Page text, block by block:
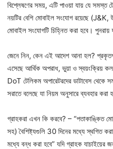
বিশ্লেষণের সময়, এটি পাওয়া যায় যে সমস্ত
নয়টির বেশি মোবাইল সংযোগ রয়েছে (J&K,
মোবাইল সংযোগটি চিহ্নিত করা হবে। পুনরায়
জেনে নিন, কেন এই আদেশ আনা হল?
এসেছে আর্থিক অপরাধ, ভুয়া ও স্বয়ংক্রিয়
DoT টেলিকম অপারেটরদের ডাটাবেস থেকে
সরাতে বলেছে যা নিয়ম অনুসারে ব্যবহার করা
গ্রাহকরা এখন কি করবে? – “পতাকাঙ্কিত
সহ) বৈশিষ্ট্যগুলি 30 দিনের মধ্যে স্থগিত
মধ্যে বন্ধ করা হবে” যদি গ্রাহক যাচাইয়ের